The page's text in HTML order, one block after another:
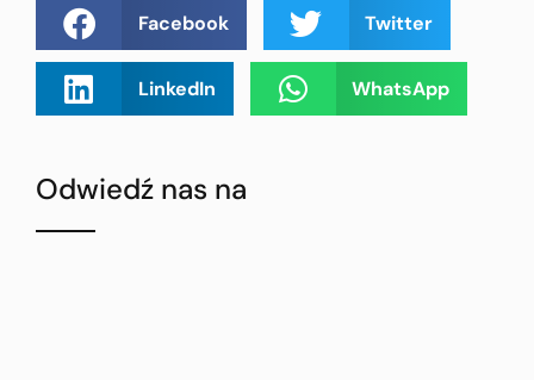
Facebook Twitter
LinkedIn WhatsApp
Odwiedź nas na